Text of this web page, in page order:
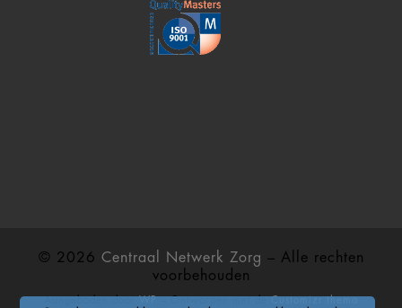
© 2026 Centraal Netwerk Zorg – Alle rechten
voorbehouden